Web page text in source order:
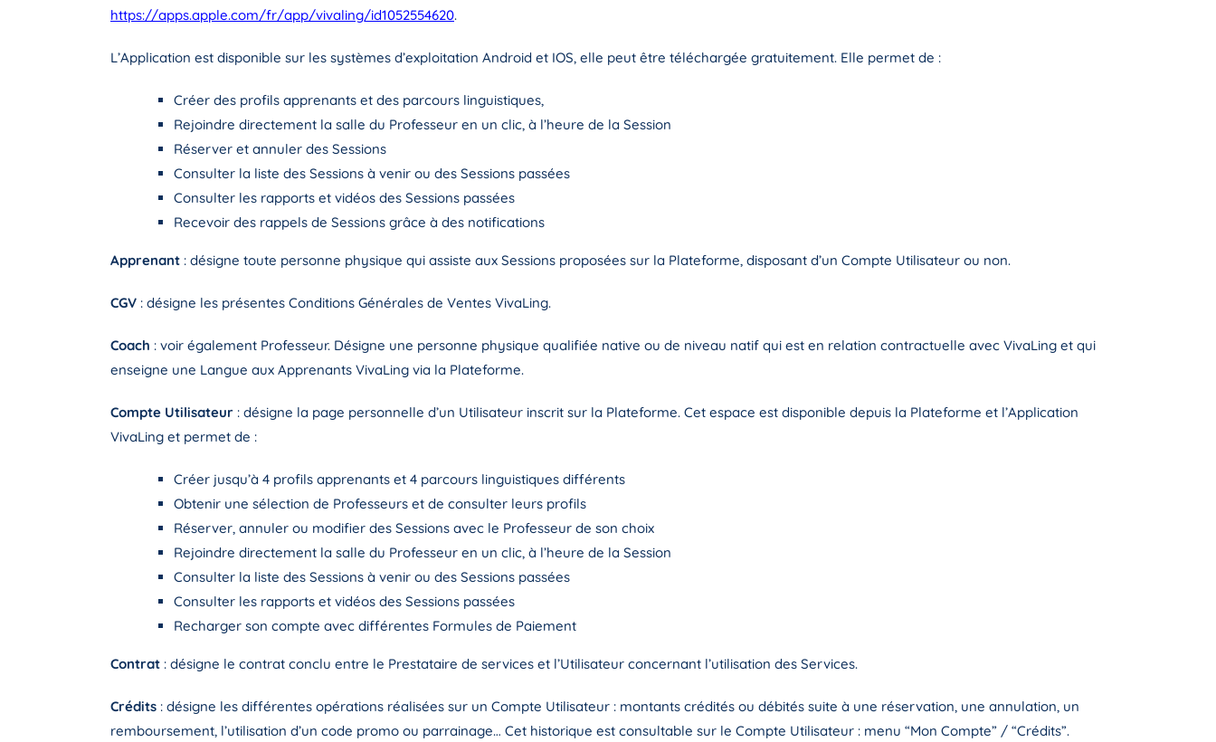
https://apps.apple.com/fr/app/vivaling/id1052554620.
L’Application est disponible sur les systèmes d’exploitation Android et IOS, elle peut être téléchargée gratuitement. Elle permet de :
Créer des profils apprenants et des parcours linguistiques,
Rejoindre directement la salle du Professeur en un clic, à l’heure de la Session
Réserver et annuler des Sessions
Consulter la liste des Sessions à venir ou des Sessions passées
Consulter les rapports et vidéos des Sessions passées
Recevoir des rappels de Sessions grâce à des notifications
Apprenant : désigne toute personne physique qui assiste aux Sessions proposées sur la Plateforme, disposant d’un Compte Utilisateur ou non.
CGV : désigne les présentes Conditions Générales de Ventes VivaLing.
Coach : voir également Professeur. Désigne une personne physique qualifiée native ou de niveau natif qui est en relation contractuelle avec VivaLing et qui
enseigne une Langue aux Apprenants VivaLing via la Plateforme.
Compte Utilisateur : désigne la page personnelle d’un Utilisateur inscrit sur la Plateforme. Cet espace est disponible depuis la Plateforme et l’Application
VivaLing et permet de :
Créer jusqu’à 4 profils apprenants et 4 parcours linguistiques différents
Obtenir une sélection de Professeurs et de consulter leurs profils
Réserver, annuler ou modifier des Sessions avec le Professeur de son choix
Rejoindre directement la salle du Professeur en un clic, à l’heure de la Session
Consulter la liste des Sessions à venir ou des Sessions passées
Consulter les rapports et vidéos des Sessions passées
Recharger son compte avec différentes Formules de Paiement
Contrat : désigne le contrat conclu entre le Prestataire de services et l’Utilisateur concernant l’utilisation des Services.
Crédits : désigne les différentes opérations réalisées sur un Compte Utilisateur : montants crédités ou débités suite à une réservation, une annulation, un
remboursement, l’utilisation d’un code promo ou parrainage… Cet historique est consultable sur le Compte Utilisateur : menu “Mon Compte” / “Crédits”.